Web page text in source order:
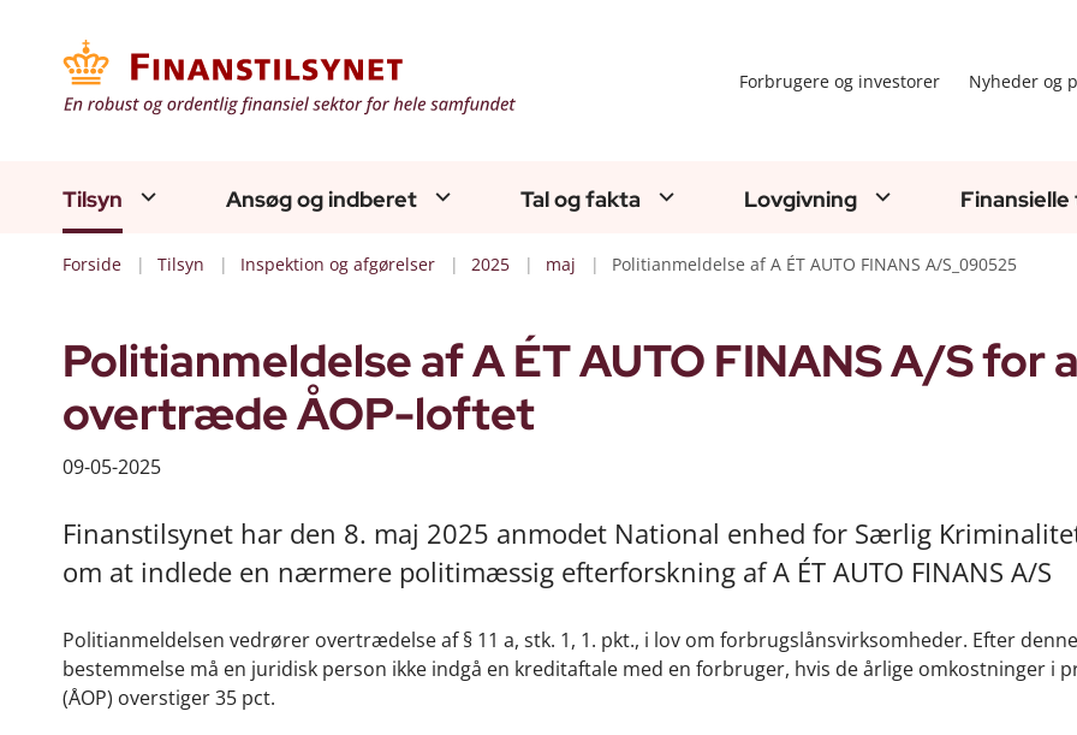
Forbrugere og investorer Nyheder og
Tilsyn Ansøg og indberet Tal og fakta Lovgivning
Forside Tilsyn Inspektion og afgørelser 2025 maj Politianmeldelse af A ÉT AUTO FINANS A/S_090525
Politianmeldelse af A ÉT AUTO FINANS A/S for
overtræde ÅOP-loftet
09-05-2025
Finanstilsynet har den 8. maj 2025 anmodet National enhed for Særlig
om at indlede en nærmere politimæssig efterforskning af A ÉT AUTO FINANS A/S
Politianmeldelsen vedrører overtrædelse af § 11 a, stk. 1, 1. pkt., i lov om forbrugslånsvirksomheder. Efter denne
bestemmelse må en juridisk person ikke indgå en kreditaftale med en forbruger, hvis de årlige omkostninger i
(ÅOP) overstiger 35 pct.